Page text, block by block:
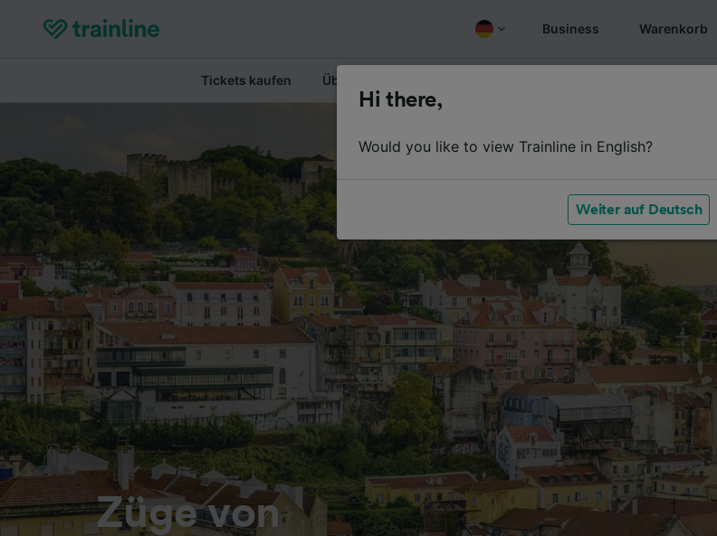
Business Warenkorb
Tickets kaufen Überblick
Züge von
Hi there,
Would you like to view Trainline in English?
Weiter auf Deutsch